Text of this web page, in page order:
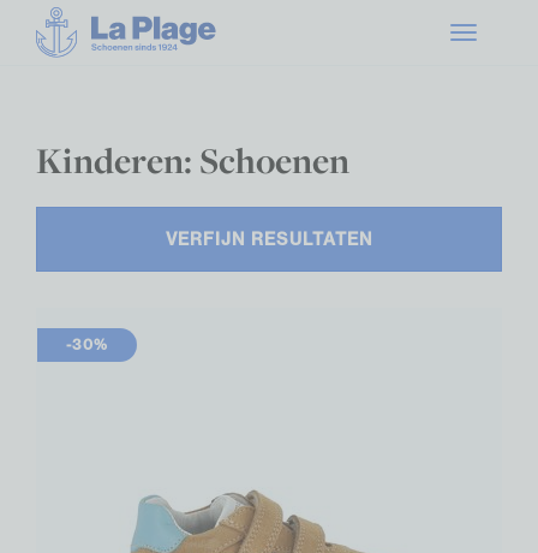
Toggle
Kinderen: Schoenen
VERFIJN RESULTATEN
-30%